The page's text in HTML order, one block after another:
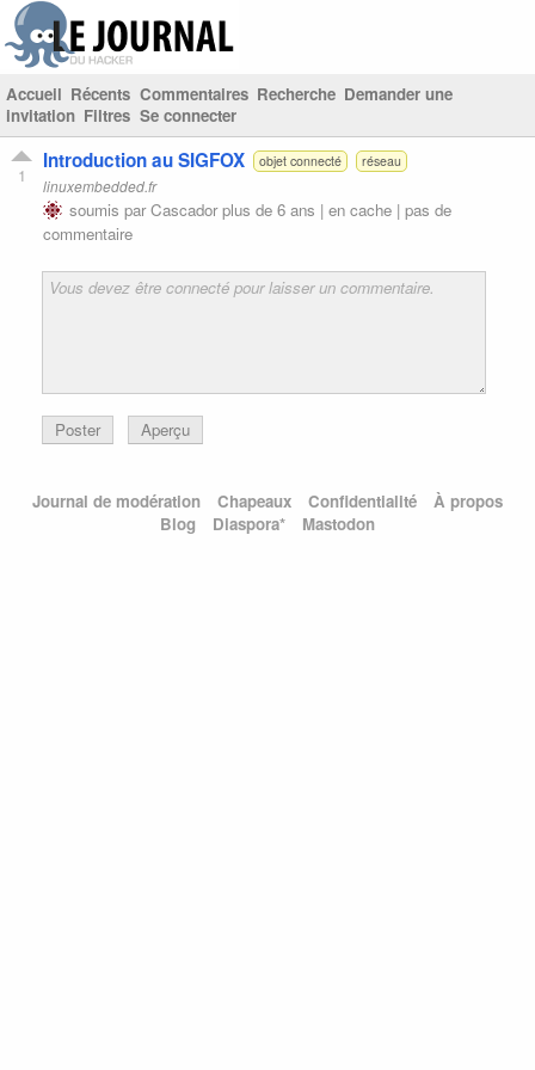
Accueil Récents Commentaires Recherche Demander une
invitation Filtres Se connecter
1
Introduction au SIGFOX objet connecté réseau
linuxembedded.fr
soumis parCascadorplus de 6 ans | en cache | pas de
commentaire
Poster Aperçu
Journal de modération Chapeaux Confidentialité
À propos
Blog
Diaspora* Mastodon